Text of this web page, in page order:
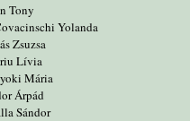
Tony
Yolanda
Zsuzsa
Lívia
Mária
Árpád
Sándor